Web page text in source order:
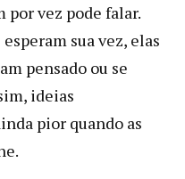
por vez pode falar.
sua vez, elas
pensado ou se
ideias
pior quando as